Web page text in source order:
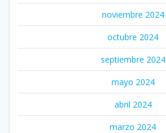
noviembre 2024
octubre 2024
septiembre 2024
mayo 2024
abril 2024
marzo 2024